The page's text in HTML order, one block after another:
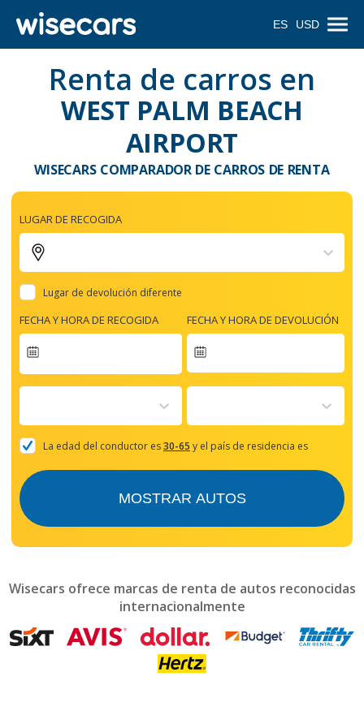
ES USD
Renta de carros en
WEST PALM BEACH
AIRPORT
WISECARS COMPARADOR DE CARROS DE RENTA
LUGAR DE RECOGIDA
Lugar de devolución diferente
FECHA Y HORA DE RECOGIDA
forward
with
the
and
mark
get
the
FECHA Y HORA DE DEVOLUCIÓN
La edad del conductor es30-65 y el país de residencia es
MOSTRAR AUTOS
Wisecars ofrece marcas de renta de autos reconocidas
internacionalmente